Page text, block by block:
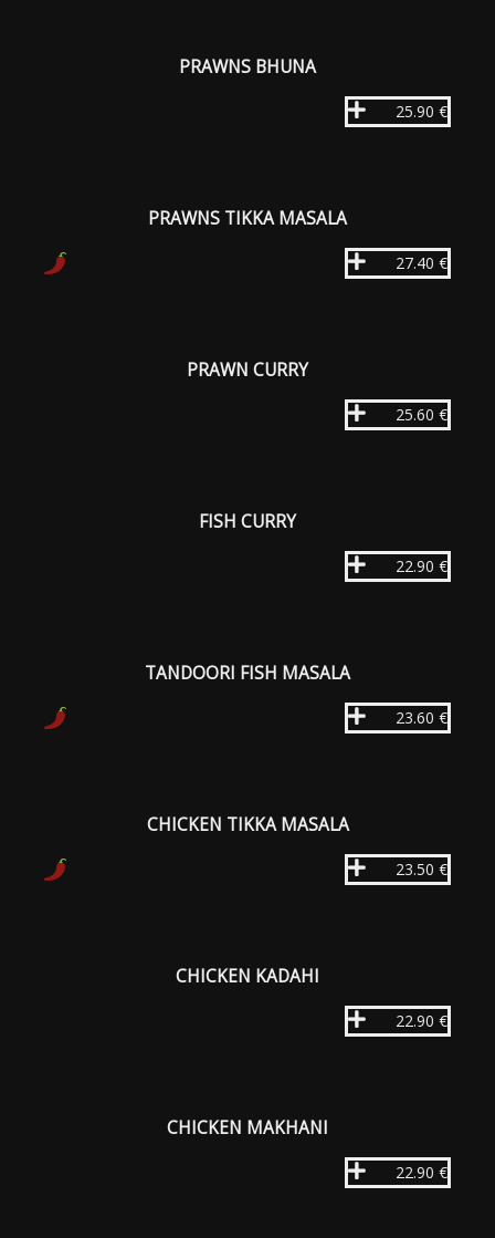
PRAWNS BHUNA
25.90 €
PRAWNS TIKKA MASALA
27.40 €
PRAWN CURRY
25.60 €
FISH CURRY
22.90 €
TANDOORI FISH MASALA
23.60 €
CHICKEN TIKKA MASALA
23.50 €
CHICKEN KADAHI
22.90 €
CHICKEN MAKHANI
22.90 €